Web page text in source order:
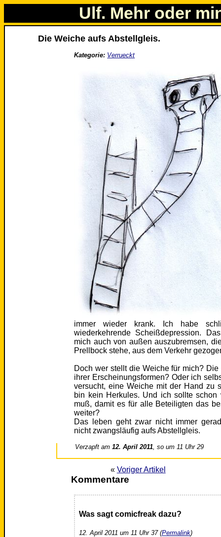
Ulf. Mehr oder
Die Weiche aufs Abstellgleis.
Kategorie: Verrueckt
immer wieder krank. Ich habe
wiederkehrende Scheißdepression.
mich auch von außen auszubremsen,
Prellbock stehe, aus dem Verkehr
Doch wer stellt die Weiche für mich?
ihrer Erscheinungsformen? Oder ich
versucht, eine Weiche mit der Hand zu
bin kein Herkules. Und ich sollte
muß, damit es für alle Beteiligten das
weiter?
Das leben geht zwar nicht immer
nicht zwangsläufig aufs Abstellgleis.
Verzapft am12. April 2011, so um 11 Uhr 29
« Voriger Artikel
Kommentare
Was sagt comicfreak dazu?
12. April 2011 um 11 Uhr 37 (Permalink)